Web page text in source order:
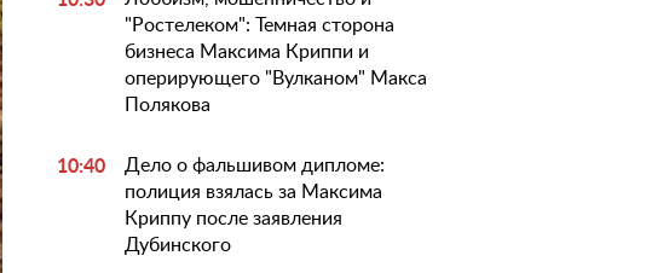
"Ростелеком": Темная сторона
бизнеса Максима Криппи и
оперирующего "Вулканом" Макса
Полякова
10:40
Дело о фальшивом дипломе:
полиция взялась за Максима
Криппу после заявления
Дубинского